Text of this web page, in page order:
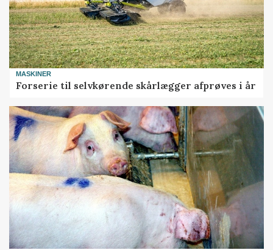
MASKINER
Forserie til selvkørende skårlægger afprøves i år